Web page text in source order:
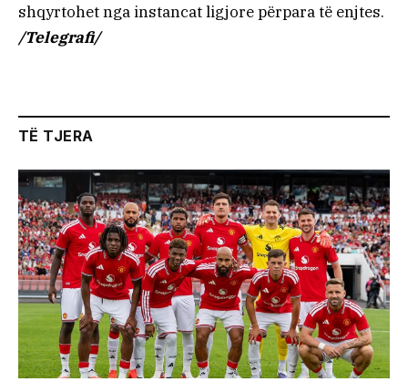
shqyrtohet nga instancat ligjore përpara të enjtes.
/Telegrafi/
TË TJERA